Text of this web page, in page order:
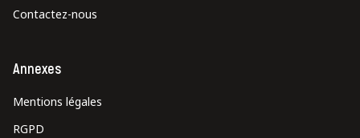
Contactez-nous
Annexes
Mentions légales
RGPD